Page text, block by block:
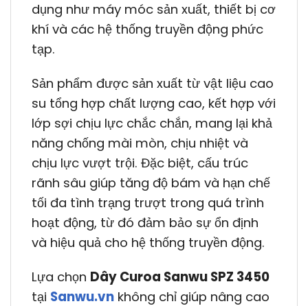
dụng như máy móc sản xuất, thiết bị cơ
khí và các hệ thống truyền động phức
tạp.
Sản phẩm được sản xuất từ vật liệu cao
su tổng hợp chất lượng cao, kết hợp với
lớp sợi chịu lực chắc chắn, mang lại khả
năng chống mài mòn, chịu nhiệt và
chịu lực vượt trội. Đặc biệt, cấu trúc
rãnh sâu giúp tăng độ bám và hạn chế
tối đa tình trạng trượt trong quá trình
hoạt động, từ đó đảm bảo sự ổn định
và hiệu quả cho hệ thống truyền động.
Lựa chọn Dây Curoa Sanwu SPZ 3450
tại Sanwu.vn không chỉ giúp nâng cao